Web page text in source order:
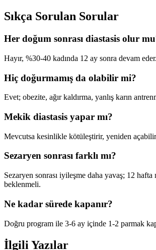
Sıkça Sorulan Sorular
Her doğum sonrası diastasis olur
Hayır, %30-40 kadında 12 ay sonra devam eder.
Hiç doğurmamış da olabilir mi?
Evet; obezite, ağır kaldırma, yanlış karın
Mekik diastasis yapar mı?
Mevcutsa kesinlikle kötüleştirir, yeniden
Sezaryen sonrası farklı mı?
Sezaryen sonrası iyileşme daha yavaş; 12
beklenmeli.
Ne kadar sürede kapanır?
Doğru program ile 3-6 ay içinde 1-2 parmak
İlgili Yazılar